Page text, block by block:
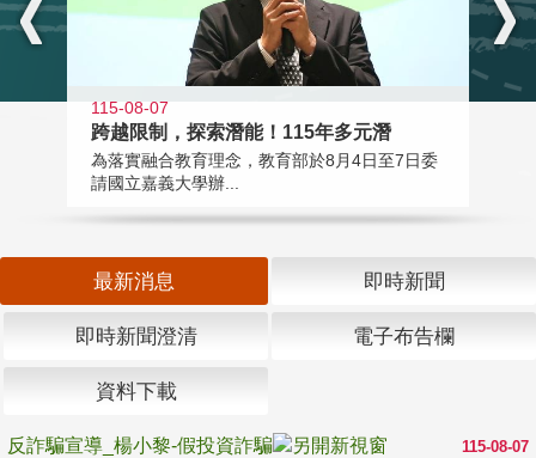
115-08-07
跨越限制，探索潛能！115年多元潛
為落實融合教育理念，教育部於8月4日至7日委
請國立嘉義大學辦...
最新消息 即時新聞
即時新聞澄清 電子布告欄
資料下載
115-08-07
反詐騙宣導_楊小黎-假投資詐騙